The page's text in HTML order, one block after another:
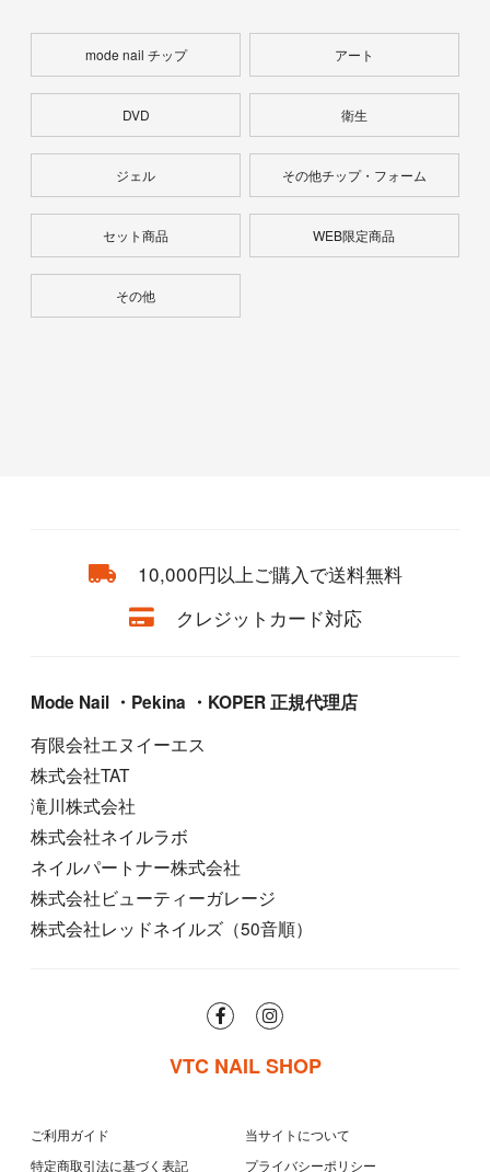
mode nail チップ アート
DVD 衛生
ジェル その他チップ・フォーム
セット商品 WEB限定商品
その他
10,000円以上ご購入で送料無料
クレジットカード対応
Mode Nail ・Pekina ・KOPER 正規代理店
有限会社エヌイーエス
株式会社TAT
滝川株式会社
株式会社ネイルラボ
ネイルパートナー株式会社
株式会社ビューティーガレージ
株式会社レッドネイルズ（50音順）
VTC NAIL SHOP
ご利用ガイド
当サイトについて
特定商取引法に基づく表記
プライバシーポリシー